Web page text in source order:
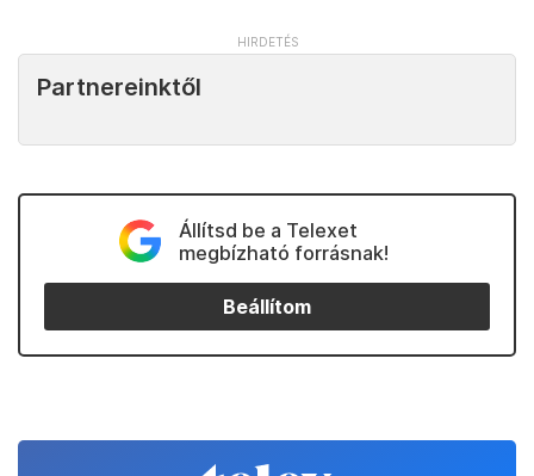
Partnereinktől
Állítsd be a Telexet
megbízható forrásnak!
Beállítom